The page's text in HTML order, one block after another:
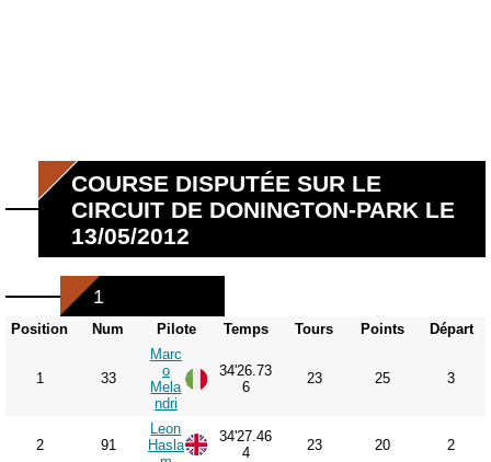
COURSE DISPUTÉE SUR LE
CIRCUIT DE DONINGTON-PARK LE
13/05/2012
1
Position Num Pilote Temps Tours Points Départ
1 33
Marc
o
Mela
ndri
34'26.73
6
23 25 3
2 91
Leon
Hasla
34'27.46
4
23 20 2